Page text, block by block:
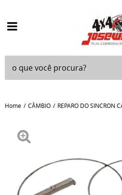
Home CÂMBIO REPARO DO SINCRON